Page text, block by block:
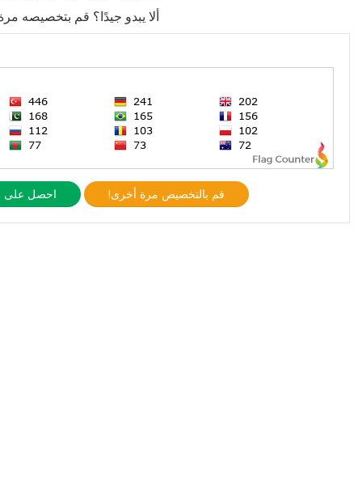
ألا يبدو جيدًا؟ قم بتخصيصه
قم بالتخصيص مرة أخرى!